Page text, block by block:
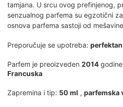
tamjana. U srcu ovog prefinjenog,
senzualnog parfema su egzotični
osnova parfema sastoji od
Preporučuje se upotreba:
Parfem je preoizveden 2014
Francuska
Zapremina i tip: 50 ml , parfemska